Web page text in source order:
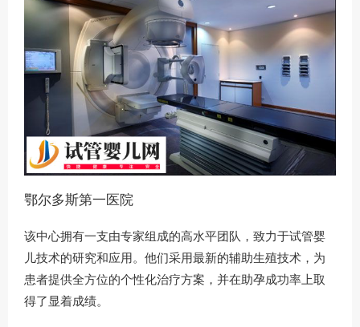
鄂尔多斯第一医院
该中心拥有一支由专家组成的高水平团队，致力于试管婴
儿技术的研究和应用。他们采用最新的辅助生殖技术，为
患者提供全方位的个性化治疗方案，并在助孕成功率上取
得了显着成绩。‍